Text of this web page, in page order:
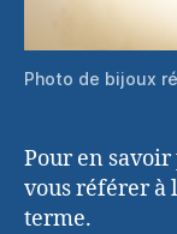
Photo de bijoux
Pour en
vous référer à
terme.